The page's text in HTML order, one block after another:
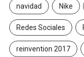
navidad Nike
Redes Sociales
reinvention 2017